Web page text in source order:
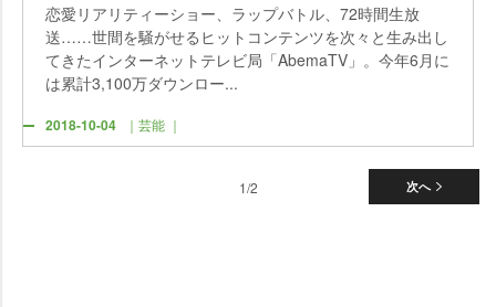
恋愛リアリティーショー、ラップバトル、72時間生放
送……世間を騒がせるヒットコンテンツを次々と生み出し
てきたインターネットテレビ局「AbemaTV」。今年6月に
は累計3,100万ダウンロー...
2018-10-04 ｜芸能 ｜
次へ
1/2